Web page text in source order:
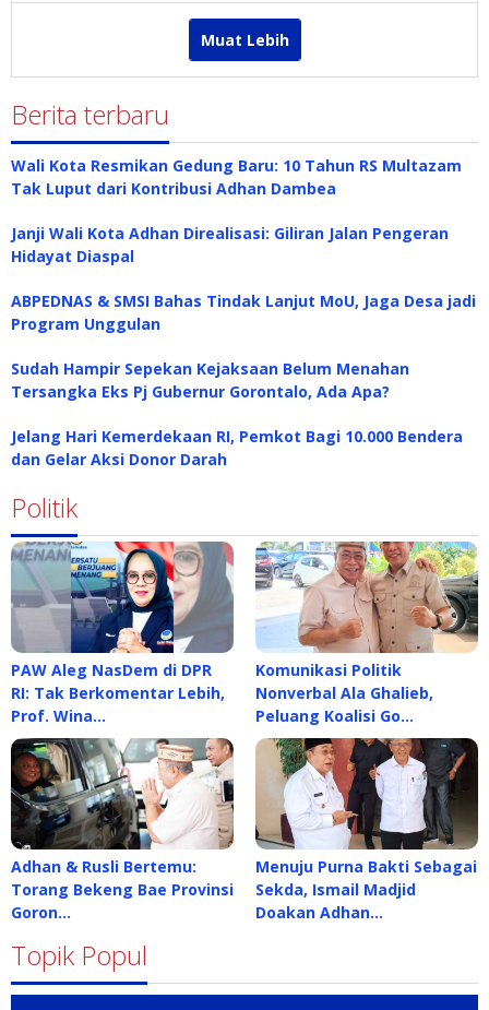
Muat Lebih
Berita terbaru
Wali Kota Resmikan Gedung Baru: 10 Tahun RS Multazam
Tak Luput dari Kontribusi Adhan Dambea
Janji Wali Kota Adhan Direalisasi: Giliran Jalan Pengeran
Hidayat Diaspal
ABPEDNAS & SMSI Bahas Tindak Lanjut MoU, Jaga Desa jadi
Program Unggulan
Sudah Hampir Sepekan Kejaksaan Belum Menahan
Tersangka Eks Pj Gubernur Gorontalo, Ada Apa?
Jelang Hari Kemerdekaan RI, Pemkot Bagi 10.000 Bendera
dan Gelar Aksi Donor Darah
Politik
PAW Aleg NasDem di DPR
RI: Tak Berkomentar Lebih,
Prof. Wina…
Komunikasi Politik
Nonverbal Ala Ghalieb,
Peluang Koalisi Go…
Adhan & Rusli Bertemu:
Torang Bekeng Bae Provinsi
Goron…
Menuju Purna Bakti Sebagai
Sekda, Ismail Madjid
Doakan Adhan…
Topik Popul